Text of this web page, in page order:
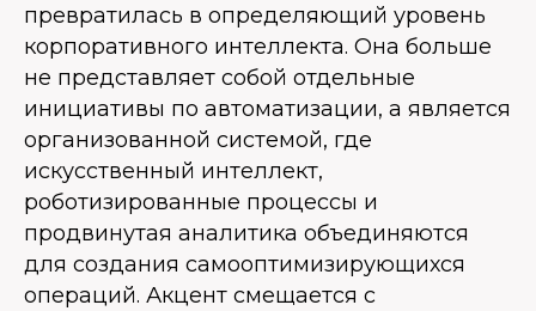
превратилась в определяющий уровень
корпоративного интеллекта. Она больше
не представляет собой отдельные
инициативы по автоматизации, а является
организованной системой, где
искусственный интеллект,
роботизированные процессы и
продвинутая аналитика объединяются
для создания самооптимизирующихся
операций. Акцент смещается с